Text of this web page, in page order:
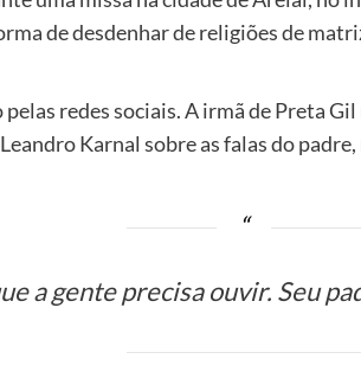
de desdenhar de religiões de
redes sociais. A irmã de Preta
Karnal sobre as falas do
a gente precisa ouvir. Seu